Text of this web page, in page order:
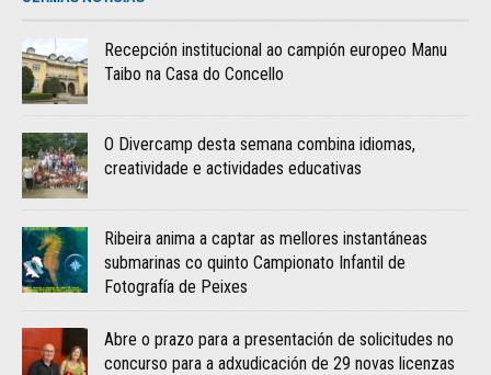
Recepción institucional ao campión europeo Manu
Taibo na Casa do Concello
O Divercamp desta semana combina idiomas,
creatividade e actividades educativas
Ribeira anima a captar as mellores instantáneas
submarinas co quinto Campionato Infantil de
Fotografía de Peixes
Abre o prazo para a presentación de solicitudes no
concurso para a adxudicación de 29 novas licenzas